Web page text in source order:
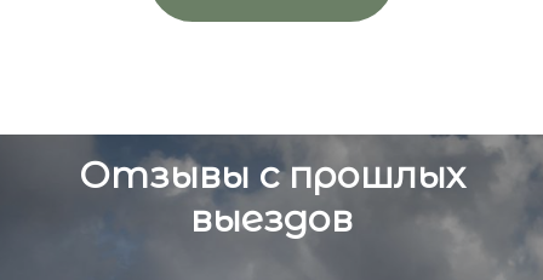
Отзывы с прошлых
выездов